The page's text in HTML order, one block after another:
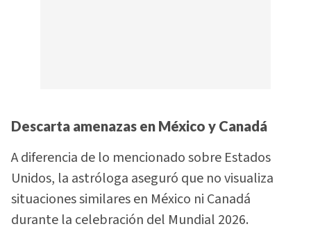
Descarta amenazas en México y Canadá
A diferencia de lo mencionado sobre Estados
Unidos, la astróloga aseguró que no visualiza
situaciones similares en México ni Canadá
durante la celebración del Mundial 2026.